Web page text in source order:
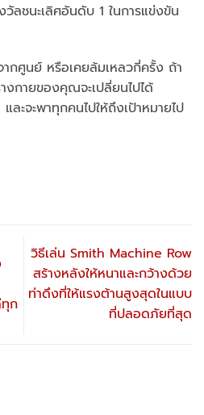
ลชนะเลิศอันดับ 1 ในการแข่งขัน
ากศูนย์ หรือเคยล้มเหลวกี่ครั้ง ถ้า
กายของคุณจะเปลี่ยนไปได้
ะจะพาทุกคนไปให้ถึงเป้าหมายไป
ก
วิธีเล่น Smith Machine Row
สร้างหลังให้หนาและกว้างด้วย
ท่าดึงที่ให้แรงต้านสูงสุดในแบบ
ที่ปลอดภัยที่สุด